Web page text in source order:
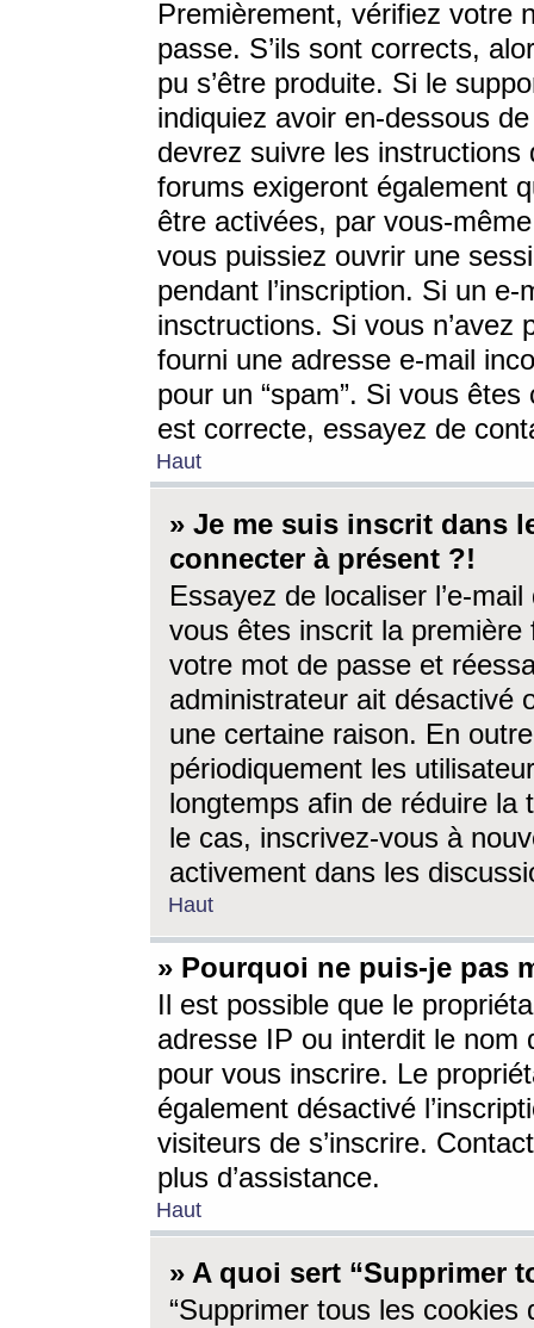
Premièrement, vérifiez votre
passe. S’ils sont corrects,
pu s’être produite. Si le
indiquiez avoir en-dessous
devrez suivre les
forums exigeront également
être activées, par vous-
vous puissiez ouvrir une
pendant l’inscription. Si un
insctructions. Si vous n’avez
fourni une adresse e-mail
pour un “spam”. Si vous
est correcte, essayez de
Haut
» Je me suis inscrit dans
connecter à présent ?!
Essayez de localiser l’e-
vous êtes inscrit la première
votre mot de passe et
administrateur ait désactivé
une certaine raison. En
périodiquement les
longtemps afin de réduire la
le cas, inscrivez-vous à
activement dans les
Haut
» Pourquoi ne puis-je pas
Il est possible que le
adresse IP ou interdit le nom
pour vous inscrire. Le
également désactivé
visiteurs de s’inscrire.
plus d’assistance.
Haut
» A quoi sert “Supprimer
“Supprimer tous les cookies